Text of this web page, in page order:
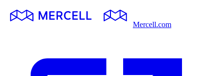
Mercell.com